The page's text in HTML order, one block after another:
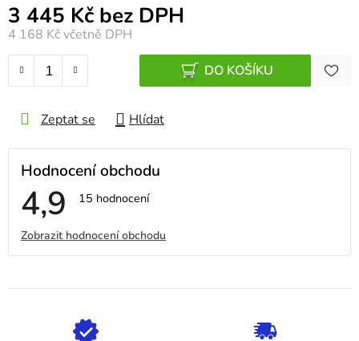
4 168 Kčvčetně DPH
3 445 Kč bez DPH
Měrná cena:
DO KOŠÍKU
Zeptat se Hlídat
Hodnocení obchodu
4,9 Průměrné
je
hvězdiček.
15 hodnocení
V
ý
p
Zobrazit hodnocení obchodu